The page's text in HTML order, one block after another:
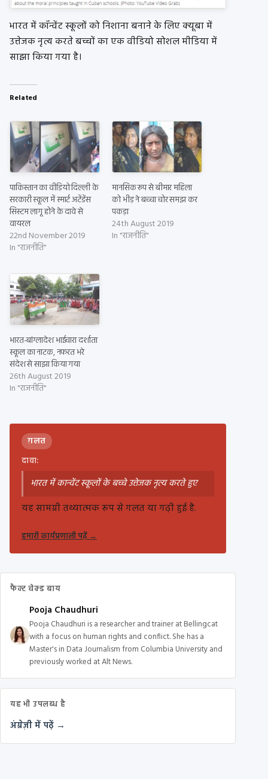
भारत में कॉन्वेंट स्कूलों को निशाना बनाने के लिए क्यूबा में
उत्तेजक नृत्य करते बच्चों का एक वीडियो सोशल मीडिया में
साझा किया गया है।
Related
पाकिस्तान का वीडियो दिल्ली के
सरकारी स्कूल में स्मार्ट अटेंडेंस
सिस्टम लागू होने के दावे से
वायरल
22nd November 2019
In "राजनीति"
मानसिक रूप से बीमार महिला
को भीड़ ने बच्चा चोर समझ कर
पकड़ा
24th August 2019
In "राजनीति"
भारत-बांग्लादेश भाईचारा दर्शाता
स्कूल का नाटक, नफरत भरे
संदेश से साझा किया गया
26th August 2019
In "राजनीति"
ग़लत
दावा:
भारत में कान्वेंट स्कूलों के बच्चे उत्तेजक नृत्य करते हुए
यह सामग्री तथ्यात्मक रूप से गलत या गढ़ी हुई है.
हमारी कार्यप्रणाली पढ़ें→
फैक्ट चेक्ड बाय
Pooja Chaudhuri
Pooja Chaudhuri is a researcher and trainer at Bellingcat
with a focus on human rights and conflict. She has a
Master's in Data Journalism from Columbia University and
previously worked at Alt News.
यह भी उपलब्ध है
अंग्रेज़ी में पढ़ें →